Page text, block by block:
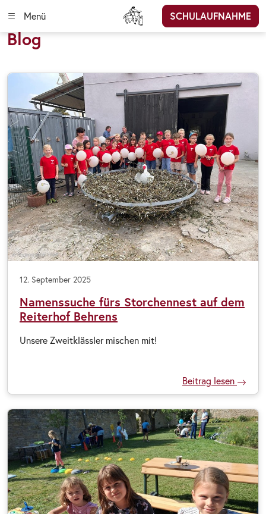
Menü SCHULAUFNAHME
Blog
12. September 2025
Namenssuche fürs Storchennest auf dem
Reiterhof Behrens
Unsere Zweitklässler mischen mit!
Beitrag lesen